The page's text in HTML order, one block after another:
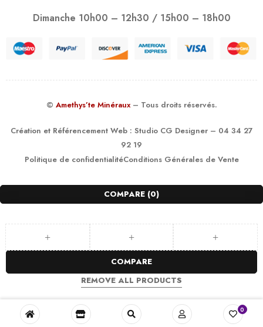
Dimanche 10h00 – 12h30 / 15h00 – 18h00
© Amethys’te Minéraux – Tous droits réservés.
Création et Référencement Web : Studio CG Designer– 04 34 27
92 19
Politique de confidentialitéConditions Générales de Vente
0
COMPARE (0)
COMPARE
REMOVE ALL PRODUCTS